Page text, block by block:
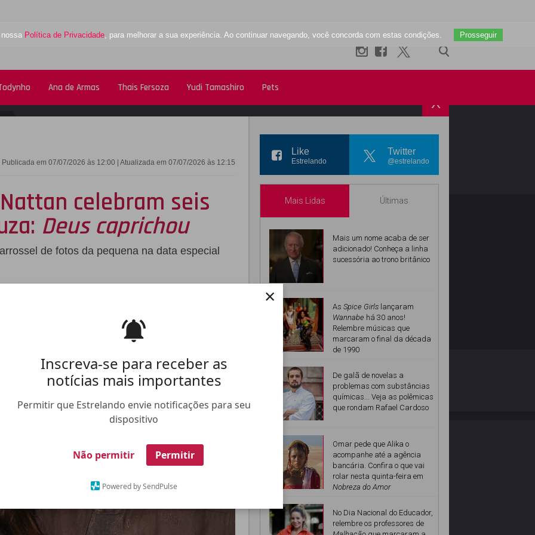
Inscreva-se para receber as
notícias mais importantes
Permitir que Estrelando envie notificações para seu
dispositivo
Não permitir Permitir
Powered by SendPulse
×
Política de Privacidade, para melhorar a sua experiência. Ao continuar navegando, você concorda com estas condições. Prosseguir
Ana de Armas Thais Fersoza Yudi Tamashiro Pets
X
Publicada em 07/07/2026 às 12:00 | Atualizada em 07/07/2026 às 12:15
celebram seis
Deus caprichou
de fotos da pequena na data especial
Like
Estrelando
Twitter
@estrelando
Mais Lidas Últimas
Mais um nome acaba de ser
adicionado! Conheça a linha
sucessória ao trono britânico
As Spice Girls lançaram
Wannabe há 30 anos!
Relembre músicas que
marcaram o final da década
de 1990
De galã de novelas a
problemas com substâncias
químicas... Veja as polêmicas
que rondam Rafael Cardoso
Omar pede que Alika o
acompanhe até a agência
bancária. Confira o que vai
rolar nesta quinta-feira em
Nobreza do Amor
No Dia Nacional do Educador,
relembre os professores de
INSTAGRAM
FALE CONOSCO ANUNCIE NO ESTRELANDO TRABALHE NO ESTRELANDO
Desenvolvido por